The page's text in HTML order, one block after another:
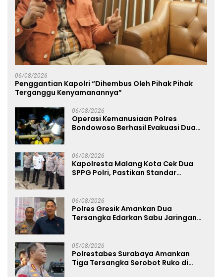
06/08/2026
Penggantian Kapolri “Dihembus Oleh Pihak Pihak
Terganggu Kenyamanannya”
06/08/2026
Operasi Kemanusiaan Polres
Bondowoso Berhasil Evakuasi Dua
06/08/2026
Kapolresta Malang Kota Cek Dua
SPPG Polri, Pastikan Standar
06/08/2026
Polres Gresik Amankan Dua
Tersangka Edarkan Sabu Jaringan
05/08/2026
Polrestabes Surabaya Amankan
Tiga Tersangka Serobot Ruko di